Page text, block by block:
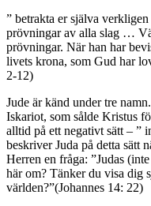
” betrakta er själva
prövningar av alla slag …
prövningar. När han har
livets krona, som Gud har
2-12)
Jude är känd under tre
Iskariot, som sålde Kristus
alltid på ett negativt sätt – ”
beskriver Juda på detta sätt
Herren en fråga: ”Judas
här om? Tänker du visa dig
världen?”(Johannes 14: 22)